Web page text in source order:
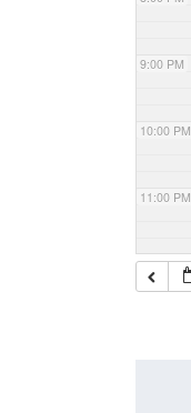
9:00 PM
10:00 PM
11:00 PM